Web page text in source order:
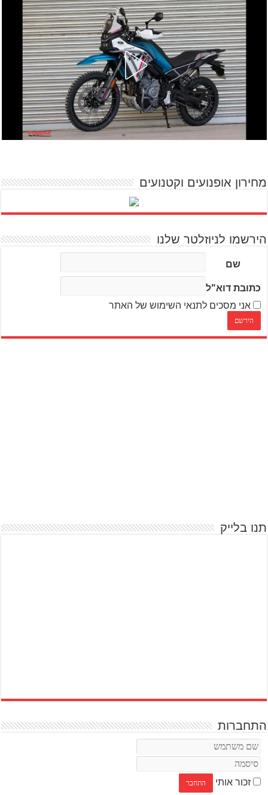
מחירון אופנועים וקטנועים
הירשמו לניוזלטר שלנו
שם
כתובת דוא"ל
אני מסכים לתנאי השימוש של האתר
תנו בלייק
התחברות
זכור אותי